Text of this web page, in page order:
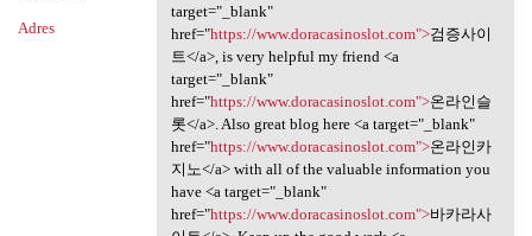
Adres
target="_blank"
href="https://www.doracasinoslot.com">검증사이
트</a>, is very helpful my friend <a
target="_blank"
href="https://www.doracasinoslot.com">온라인슬
롯</a>. Also great blog here <a target="_blank"
href="https://www.doracasinoslot.com">온라인카
지노</a> with all of the valuable information you
have <a target="_blank"
href="https://www.doracasinoslot.com">바카라사